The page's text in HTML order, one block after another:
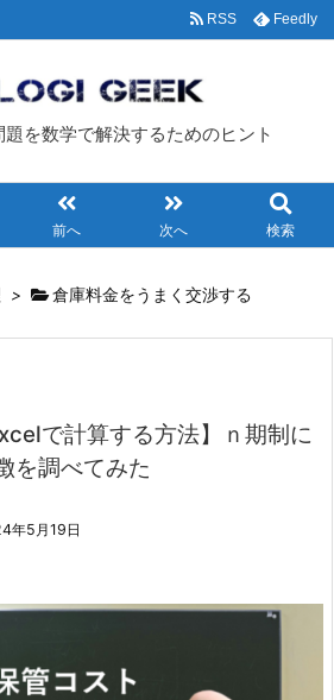
を数学で解決するためのヒント
前へ 次へ 検索
RSS Feedly
> 倉庫料金をうまく交渉する
で計算する方法】ｎ期制に
を調べてみた
年5月19日